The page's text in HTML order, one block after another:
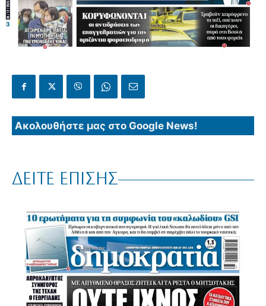
Ακολουθήστε μας στο Google News!
ΔΕΙΤΕ ΕΠΙΣΗΣ